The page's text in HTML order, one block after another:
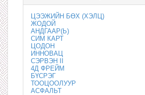
ЦЭЭЖИЙН БӨХ (ХЭЛЦ)
ЖОДОЙ
АНДГААР(Ь)
СИМ КАРТ
ЦОДОН
ИННОВАЦ
СЭРВЭН II
4Д ФРЕЙМ
БҮСРЭГ
ТООЦООЛУУР
АСФАЛЬТ